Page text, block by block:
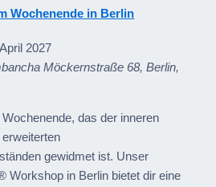
Wochenende in Berlin
2027
Möckernstraße 68, Berlin,
Wochenende, das der inneren
gewidmet ist. Unser
Workshop in Berlin bietet dir eine